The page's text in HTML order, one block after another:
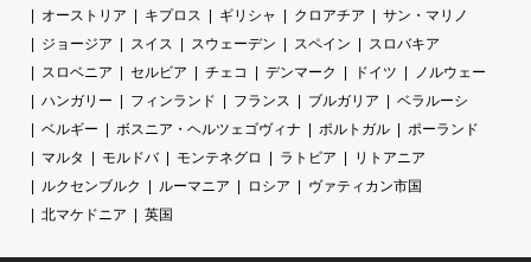
オーストリア
キプロス ギリシャ クロアチア
サン・マリノ
ジョージア
スイス スウェーデン スペイン
スロバキア
スロベニア
セルビア チェコ デンマーク ドイツ
ノルウェー
ハンガリー
フィンランド フランス ブルガリア
ベラルーシ
ベルギー
ボスニア・ヘルツェゴヴィナ ポルトガル
ポーランド
マルタ
モルドバ モンテネグロ ラトビア
リトアニア
ルクセンブルク
ルーマニア ロシア
ヴァティカン市国
北マケドニア
英国